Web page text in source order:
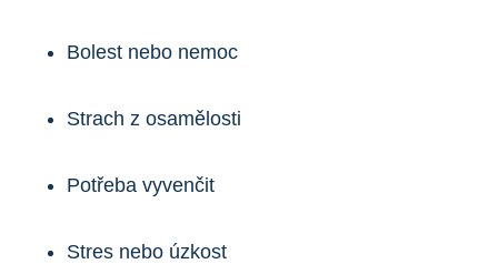
Bolest nebo nemoc
Strach z osamělosti
Potřeba vyvenčit
Stres nebo úzkost